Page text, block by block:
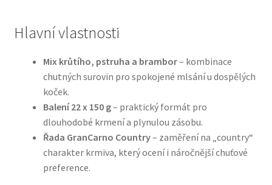
Hračky pro psy
Konzervy a kapsičky pro psy
N&D Farmina pro psy — Italské holistic krmivo
Oblečky pro psy
Pamlsky pro psy
Hlavní vlastnosti
Mix krůtího, pstruha a brambor– kombinace
chutných surovin pro spokojené mlsání u dospělých
koček.
Balení 22 x 150 g– praktický formát pro
dlouhodobé krmení a plynulou zásobu.
Řada GranCarno Country– zaměření na „country“
charakter krmiva, který ocení i náročnější chuťové
preference.